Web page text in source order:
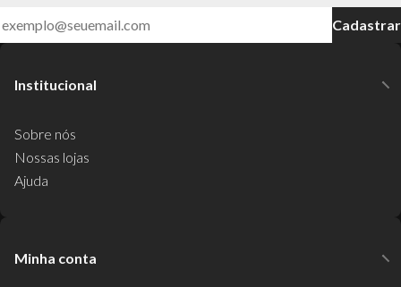
Cadastrar
Institucional
Sobre nós
Nossas lojas
Ajuda
Minha conta